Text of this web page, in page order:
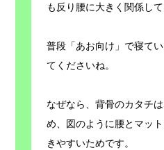
も反り腰に大きく関係して
普段「あお向け」で寝て
てくださいね。
なぜなら、背骨のカタチ
め、図のように腰とマッ
きやすいためです。